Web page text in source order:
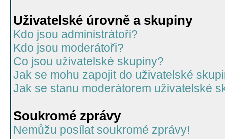
Uživatelské úrovně a skupiny
Kdo jsou administrátoři?
Kdo jsou moderátoři?
Co jsou uživatelské skupiny?
Jak se mohu zapojit do uživatelské
Jak se stanu moderátorem uživatelské
Soukromé zprávy
Nemůžu posílat soukromé zprávy!